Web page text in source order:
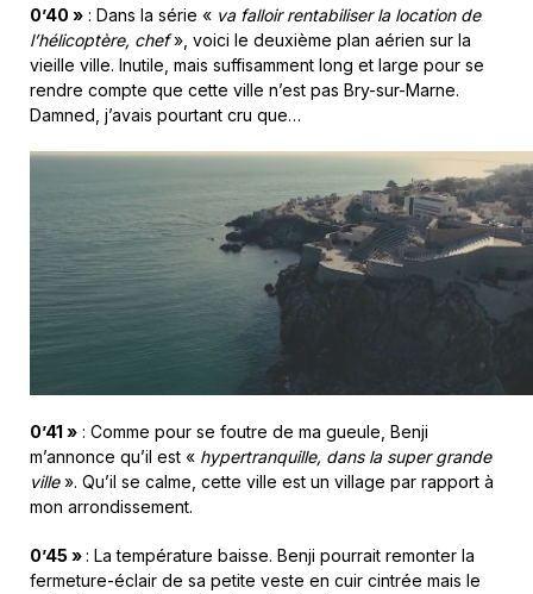
0’40 » : Dans la série « va falloir rentabiliser la location de
l’hélicoptère, chef», voici le deuxième plan aérien sur la
vieille ville. Inutile, mais suffisamment long et large pour se
rendre compte que cette ville n’est pas Bry-sur-Marne.
Damned, j’avais pourtant cru que…
0’41 » : Comme pour se foutre de ma gueule, Benji
m’annonce qu’il est « hypertranquille, dans la super grande
ville». Qu’il se calme, cette ville est un village par rapport à
mon arrondissement.
0’45 »: La température baisse. Benji pourrait remonter la
fermeture-éclair de sa petite veste en cuir cintrée mais le